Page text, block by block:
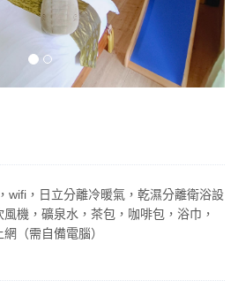
wifi，日立分離冷暖氣，乾濕分離衛浴設
機，礦泉水，茶包，咖啡包，浴巾，
（需自備電腦）